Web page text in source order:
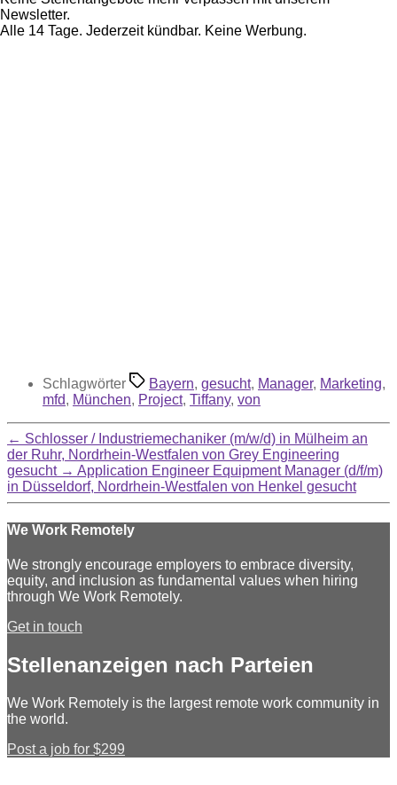
Newsletter.
Alle 14 Tage. Jederzeit kündbar. Keine Werbung.
Schlagwörter Bayern, gesucht, Manager, Marketing,
mfd, München, Project, Tiffany, von
← Schlosser / Industriemechaniker (m/w/d) in Mülheim an
der Ruhr, Nordrhein-Westfalen von Grey Engineering
gesucht → Application Engineer Equipment Manager (d/f/m)
in Düsseldorf, Nordrhein-Westfalen von Henkel gesucht
We Work Remotely
We strongly encourage employers to embrace diversity,
equity, and inclusion as fundamental values when hiring
through We Work Remotely.
Get in touch
Stellenanzeigen nach Parteien
We Work Remotely is the largest remote work community in
the world.
Post a job for $299